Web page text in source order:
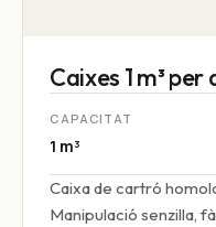
Caixes 1 m³
CAPACITAT
1 m³
Caixa de cartró
Manipulació senzilla,